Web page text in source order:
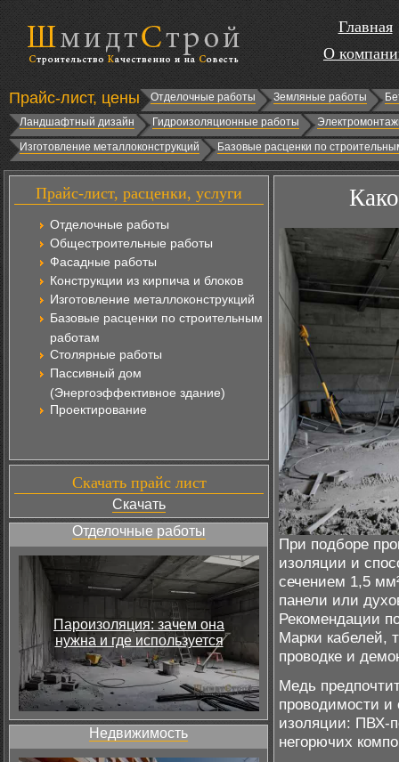
Главная
О
Прайс-лист, цены Отделочные работы Земляные работы
Ландшафтный дизайн
Гидроизоляционные работы
Изготовление металлоконструкций
Базовые расценки по
Прайс-лист, расценки, услуги
Отделочные работы
Общестроительные работы
Фасадные работы
Конструкции из кирпича и блоков
Изготовление металлоконструкций
Базовые расценки по строительным
работам
Столярные работы
Пассивный дом
(Энергоэффективное здание)
Проектирование
Скачать прайс лист
Скачать
Отделочные работы
Пароизоляция: зачем она
нужна и где используется
Недвижимость
При подборе
изоляции и
сечением 1,5
панели или
Рекомендации
Марки кабелей,
проводке и
Медь
проводимости и
изоляции: ПВХ-
негорючих